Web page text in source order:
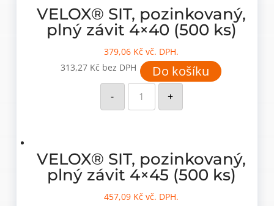
množství
VELOX® SIT, pozinkovaný,
plný závit 4×40 (500 ks)
379,06 Kč vč. DPH.
313,27 Kč bez DPH Do košíku
-
VELOX®
SIT,
pozinkovaný,
plný
množství
+
VELOX® SIT, pozinkovaný,
plný závit 4×45 (500 ks)
457,09 Kč vč. DPH.